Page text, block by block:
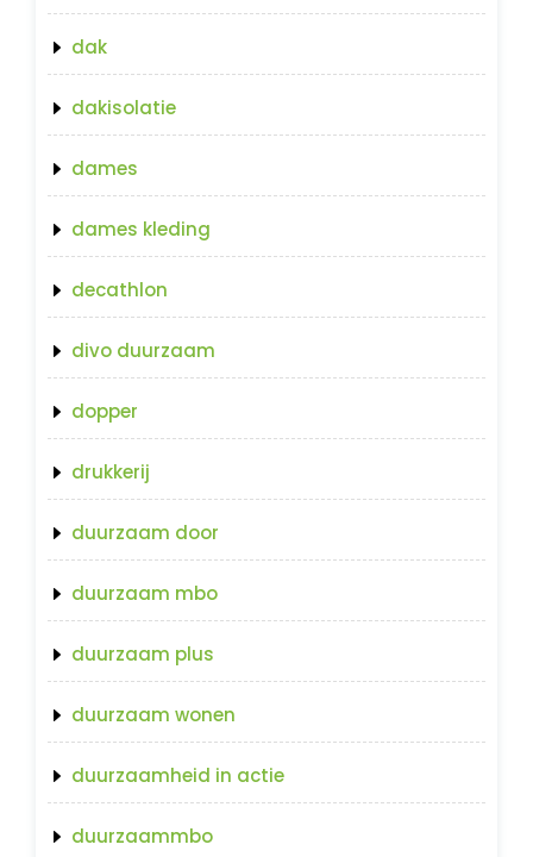
dak
dakisolatie
dames
dames kleding
decathlon
divo duurzaam
dopper
drukkerij
duurzaam door
duurzaam mbo
duurzaam plus
duurzaam wonen
duurzaamheid in actie
duurzaammbo